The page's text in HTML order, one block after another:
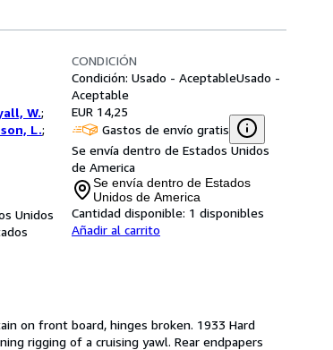
W.;
L.;
Unidos
CONDICIÓN
Condición: Usado - AceptableUsado -
Aceptable
EUR 14,25
Gastos de envío gratis
Se envía dentro de Estados Unidos
de America
Se envía dentro de Estados
Unidos de America
Cantidad disponible: 1 disponibles
Añadir al carrito
on front board, hinges broken. 1933 Hard
rigging of a cruising yawl. Rear endpapers